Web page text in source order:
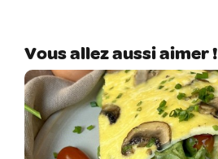
Vous allez aussi aimer !